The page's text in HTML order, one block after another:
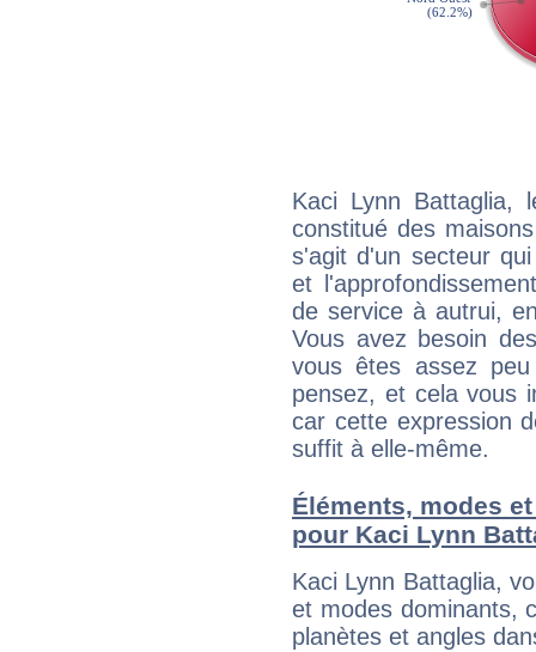
Kaci Lynn Battaglia,
constitué des
s'agit d'un secteur
et
de service à autrui,
Vous avez besoin
vous êtes assez
pensez, et cela vous
car cette expression
suffit à elle-même.
Éléments, modes
pour Kaci Lynn
Kaci Lynn Battaglia,
et modes dominants,
planètes et angles